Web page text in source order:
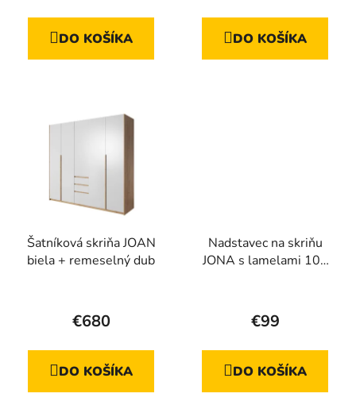
DO KOŠÍKA
je
5,0
DO KOŠÍKA
Šatníková skriňa JOAN
biela + remeselný dub
€680
DO KOŠÍKA
Nadstavec na skriňu
JONA s lamelami 105
€99
DO KOŠÍKA